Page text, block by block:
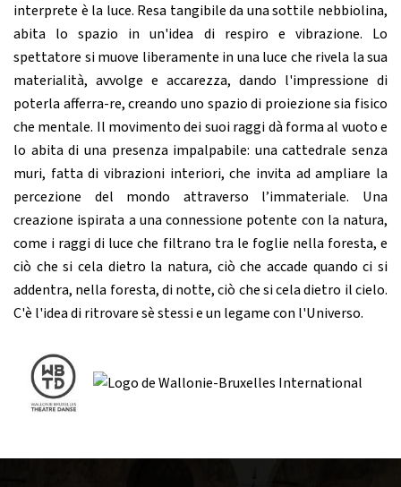
interprete è la luce. Resa tangibile da una sottile nebbiolina,
abita lo spazio in un'idea di respiro e vibrazione. Lo
spettatore si muove liberamente in una luce che rivela la sua
materialità, avvolge e accarezza, dando l'impressione di
poterla afferra-re, creando uno spazio di proiezione sia fisico
che mentale. Il movimento dei suoi raggi dà forma al vuoto e
lo abita di una presenza impalpabile: una cattedrale senza
muri, fatta di vibrazioni interiori, che invita ad ampliare la
percezione del mondo attraverso l’immateriale. Una
creazione ispirata a una connessione potente con la natura,
come i raggi di luce che filtrano tra le foglie nella foresta, e
ciò che si cela dietro la natura, ciò che accade quando ci si
addentra, nella foresta, di notte, ciò che si cela dietro il cielo.
C'è l'idea di ritrovare sè stessi e un legame con l'Universo.